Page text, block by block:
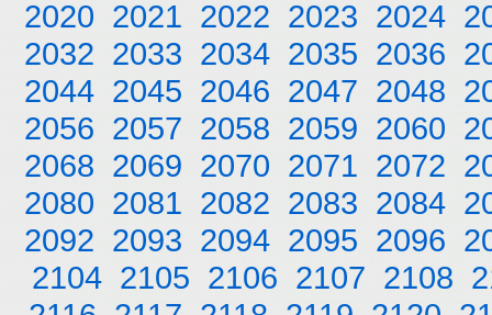
2020 2021 2022 2023 2024
2032 2033 2034 2035 2036
2044 2045 2046 2047 2048
2056 2057 2058 2059 2060
2068 2069 2070 2071 2072
2080 2081 2082 2083 2084
2092 2093 2094 2095 2096
2104 2105 2106 2107 2108